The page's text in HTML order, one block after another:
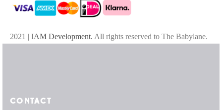
2021 | IAM Development. All rights reserved to The Babylane.
CONTACT